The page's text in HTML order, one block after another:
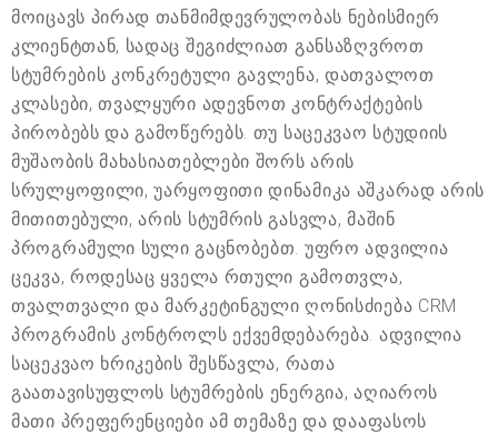
მოიცავს პირად თანმიმდევრულობას ნებისმიერ
კლიენტთან, სადაც შეგიძლიათ განსაზღვროთ
სტუმრების კონკრეტული გავლენა, დათვალოთ
კლასები, თვალყური ადევნოთ კონტრაქტების
პირობებს და გამოწერებს. თუ საცეკვაო სტუდიის
მუშაობის მახასიათებლები შორს არის
სრულყოფილი, უარყოფითი დინამიკა აშკარად არის
მითითებული, არის სტუმრის გასვლა, მაშინ
პროგრამული სული გაცნობებთ. უფრო ადვილია
ცეკვა, როდესაც ყველა რთული გამოთვლა,
თვალთვალი და მარკეტინგული ღონისძიება CRM
პროგრამის კონტროლს ექვემდებარება. ადვილია
საცეკვაო ხრიკების შესწავლა, რათა
გაათავისუფლოს სტუმრების ენერგია, აღიაროს
მათი პრეფერენციები ამ თემაზე და დააფასოს